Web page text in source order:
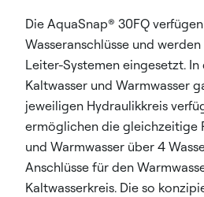
Die AquaSnap® 30FQ
Wasseranschlüsse und
Leiter-Systemen eingesetzt. In
Kaltwasser und Warmwasser
jeweiligen Hydraulikkreis
ermöglichen die gleichzeitige
und Warmwasser über 4
Anschlüsse für den
Kaltwasserkreis. Die so